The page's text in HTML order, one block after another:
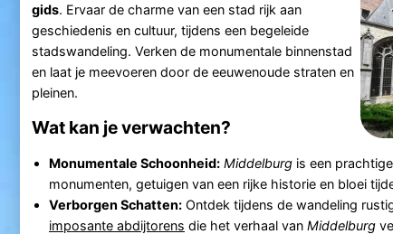
gids. Ervaar de charme van een stad rijk aan
geschiedenis en cultuur, tijdens een begeleide
stadswandeling. Verken de monumentale binnenstad
en laat je meevoeren door de eeuwenoude straten en
pleinen.
Wat kan je verwachten?
Monumentale Schoonheid: Middelburgis een
monumenten, getuigen van een rijke historie en bloei
Verborgen Schatten:Ontdek tijdens de wandeling
imposante abdijtorens die het verhaal van Middelburg